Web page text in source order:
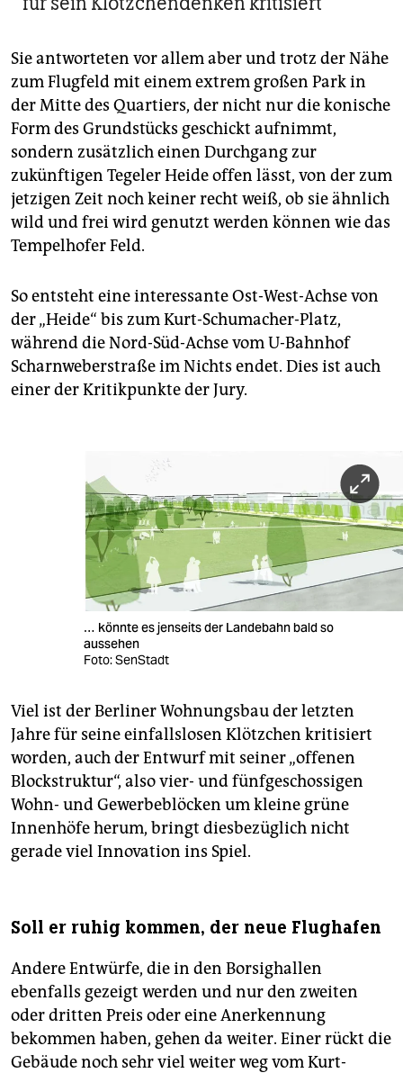
Sie antworteten vor allem aber und trotz der Nähe
zum Flugfeld mit einem extrem großen Park in
der Mitte des Quartiers, der nicht nur die konische
Form des Grundstücks geschickt aufnimmt,
sondern zusätzlich einen Durchgang zur
zukünftigen Tegeler Heide offen lässt, von der zum
jetzigen Zeit noch keiner recht weiß, ob sie ähnlich
wild und frei wird genutzt werden können wie das
Tempelhofer Feld.
So entsteht eine interessante Ost-West-Achse von
der „Heide“ bis zum Kurt-Schumacher-Platz,
während die Nord-Süd-Achse vom U-Bahnhof
Scharnweberstraße im Nichts endet. Dies ist auch
einer der Kritikpunkte der Jury.
… könnte es jenseits der Landebahn bald so
aussehen
Foto: SenStadt
Viel ist der Berliner Wohnungsbau der letzten
Jahre für seine einfallslosen Klötzchen kritisiert
worden, auch der Entwurf mit seiner „offenen
Blockstruktur“, also vier- und fünfgeschossigen
Wohn- und Gewerbeblöcken um kleine grüne
Innenhöfe herum, bringt diesbezüglich nicht
gerade viel Innovation ins Spiel.
Soll er ruhig kommen, der neue Flughafen
Andere Entwürfe, die in den Borsighallen
ebenfalls gezeigt werden und nur den zweiten
oder dritten Preis oder eine Anerkennung
bekommen haben, gehen da weiter. Einer rückt die
Gebäude noch sehr viel weiter weg vom Kurt-